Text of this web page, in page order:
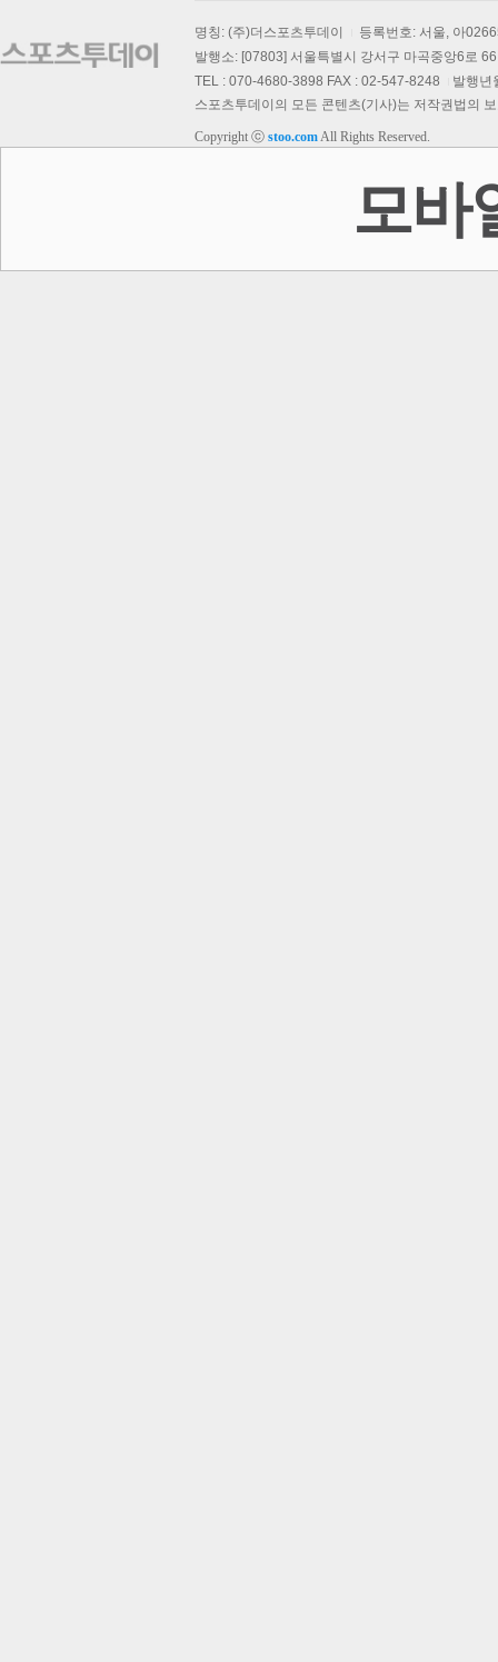
명칭: (주)더스포츠투데이
등록번호: 서울, 아
발행소: [07803] 서울특별시 강서구 마곡중앙6로
TEL : 070-4680-3898 FAX : 02-547-8248
발행년
스포츠투데이의 모든 콘텐츠(기사)는 저작권법의
Copyright ⓒ stoo.comAll Rights Reserved.
모바